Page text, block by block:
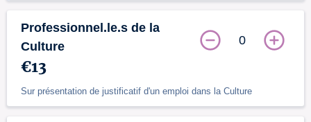
Professionnel.le.s de la
Culture
€13
Sur présentation de justificatif d'un emploi dans la Culture
0